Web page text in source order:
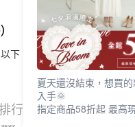
下
行
夏天還沒結束，想買
入手🌞
指定商品58折起 最高